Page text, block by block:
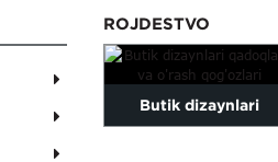
ROJDESTVO
Butik dizaynlari